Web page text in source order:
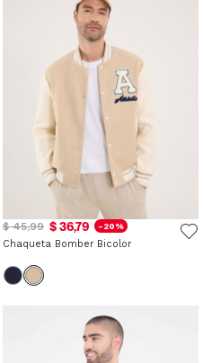
$ 45,99 $ 36,79 -20%
Chaqueta Bomber Bicolor